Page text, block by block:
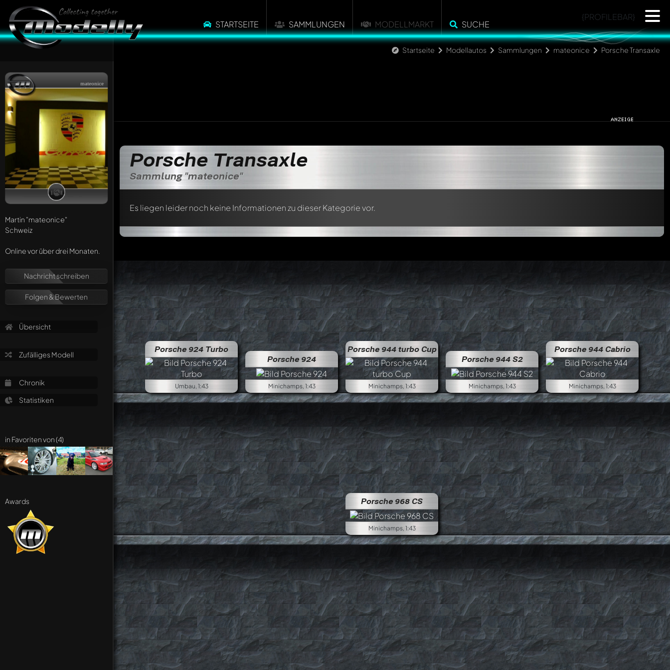
STARTSEITE SAMMLUNGEN MODELLMARKT SUCHE
{PROFILEBAR}
Startseite Modellautos Sammlungen mateonice Porsche Transaxle
mateonice
Martin "mateonice"
Schweiz
Online vor über drei Monaten.
Nachricht schreiben
Folgen & Bewerten
Übersicht
Zufälliges Modell
Chronik
Statistiken
in Favoriten von (4)
Awards
Porsche Transaxle
Sammlung "mateonice"
Es liegen leider noch keine Informationen zu dieser Kategorie vor.
Porsche 924 Turbo
Umbau, 1:43
Porsche 924
Minichamps, 1:43
Porsche 944 turbo Cup
Minichamps, 1:43
Porsche 944 S2
Minichamps, 1:43
Porsche 944 Cabrio
Minichamps, 1:43
Porsche 968 CS
Minichamps, 1:43